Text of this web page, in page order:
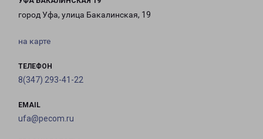
город Уфа, улица Бакалинская, 19
на карте
ТЕЛЕФОН
8(347) 293-41-22
EMAIL
ufa@pecom.ru